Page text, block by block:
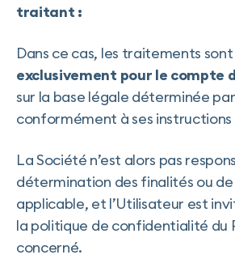
traitant :
Dans ce cas, les traitements
exclusivement pour le compte
sur la base légale déterminée
conformément à ses
La Société n’est alors pas
détermination des finalités ou
applicable, et l’Utilisateur est
la politique de confidentialité du
concerné.